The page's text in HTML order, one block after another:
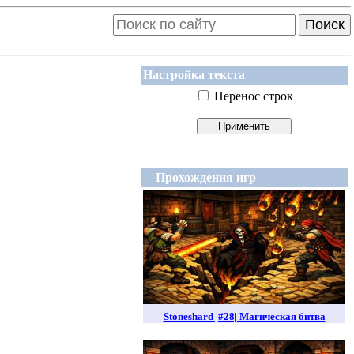
Поиск
Настройка текста
Перенос строк
Прохождения игр
Stoneshard |#28| Магическая битва